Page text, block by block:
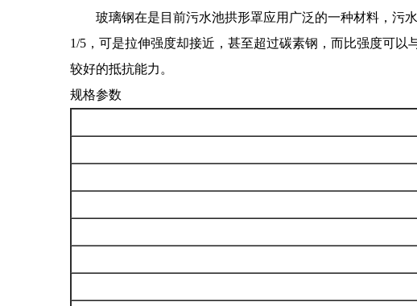
玻璃钢在是目前污水池拱形罩应用广泛的一种材料，污水
1/5，可是拉伸强度却接近，甚至超过碳素钢，而比强度可
较好的抵抗能力。
规格参数